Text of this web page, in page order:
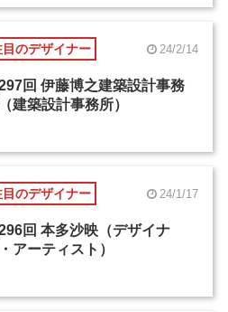
目のデザイナー 24/2/14
回 伊藤博之建築設計事務
建築設計事務所）
目のデザイナー 24/1/17
回 本多沙映（デザイナ
アーティスト）